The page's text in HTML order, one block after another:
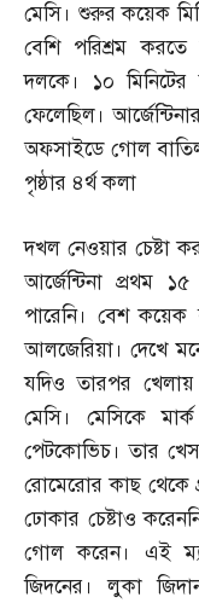
মেসি। শুরুর কয়েক
বেশি পরিশ্রম করতে
দলকে। ১০
ফেলেছিল।
অফসাইডে গোল
পৃষ্ঠার ৪র্থ কলা
দখল নেওয়ার চেষ্টা
আর্জেন্টিনা প্রথম
পারেনি। বেশ কয়েক
আলজেরিয়া। দেখে
যদিও তারপর খেলায়
মেসি। মেসিকে
পেটকোভিচ। তার
রোমেরোর কাছ থেকে
ঢোকার চেষ্টাও
গোল করেন। এই
জিদনের। লুকা